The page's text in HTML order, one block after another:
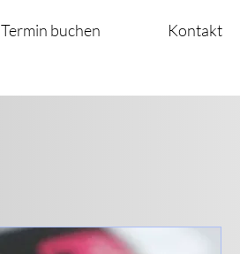
Termin buchen Kontakt